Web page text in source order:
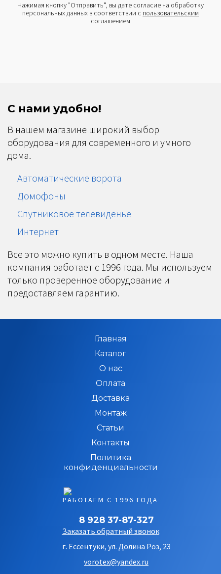
Нажимая кнопку "Отправить", вы дате согласие на обработку
персональных данных в соответствии с пользовательским
соглашением
С нами удобно!
В нашем магазине широкий выбор
оборудования для современного и умного
дома.
Автоматические ворота
Домофоны
Спутниковое телевиденье
Интернет
Все это можно купить в одном месте. Наша
компания работает с 1996 года. Мы используем
только проверенное оборудование и
предоставляем гарантию.
РАБОТАЕМ С 1996 ГОДА
Главная
Каталог
О нас
Оплата
Доставка
Монтаж
Статьи
Контакты
Политика
конфиденциальности
8 928 37-87-327
Заказать обратный звонок
г. Ессентуки, ул. Долина Роз, 23
vorotex@yandex.ru